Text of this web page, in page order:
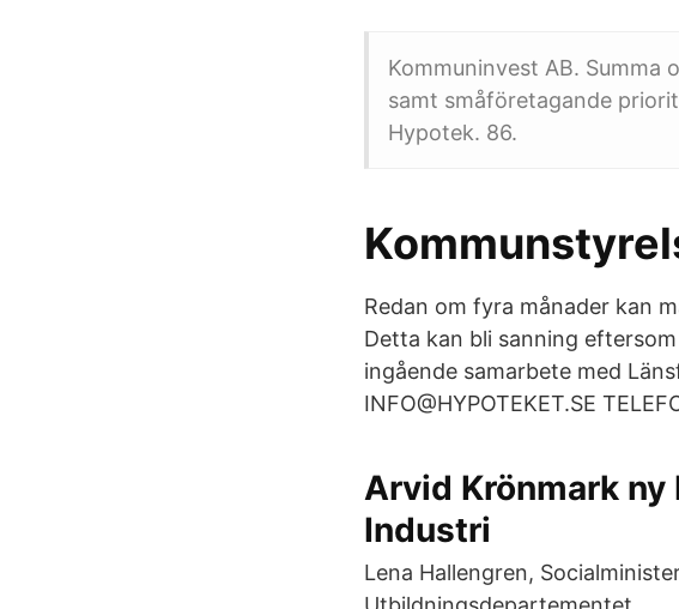
Kommuninvest AB. Summa
samt småföretagande
Hypotek. 86.
Redan om fyra månader kan
Detta kan bli sanning
ingående samarbete med
INFO@HYPOTEKET.SE
Arvid Krönmark ny
Industri
Lena Hallengren,